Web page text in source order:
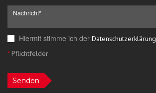
Hiermit stimme ich der Datenschutzerklärung
*Pflichtfelder
Senden